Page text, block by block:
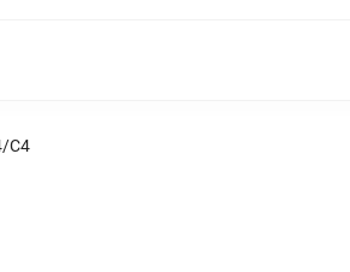
ЗАПЧАСТИ ДЛЯ ШАРИКОВЫХ
C4